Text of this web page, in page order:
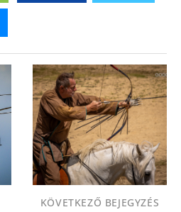
KÖVETKEZŐ BEJEGYZÉS